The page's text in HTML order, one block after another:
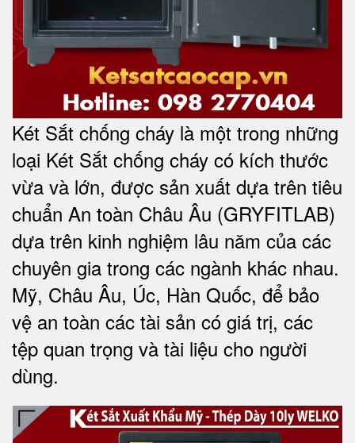
Két Sắt chống cháy là một trong những
loại Két Sắt chống cháy có kích thước
vừa và lớn, được sản xuất dựa trên tiêu
chuẩn An toàn Châu Âu (GRYFITLAB)
dựa trên kinh nghiệm lâu năm của các
chuyên gia trong các ngành khác nhau.
Mỹ, Châu Âu, Úc, Hàn Quốc, để bảo
vệ an toàn các tài sản có giá trị, các
tệp quan trọng và tài liệu cho người
dùng.